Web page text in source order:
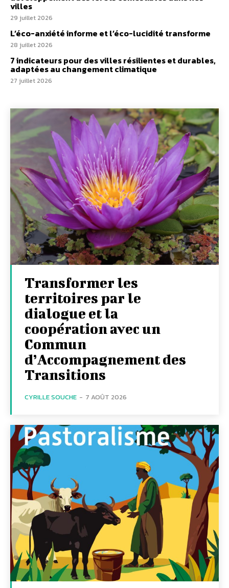
villes
29 juillet 2026
L’éco-anxiété informe et l’éco-lucidité transforme
28 juillet 2026
7 indicateurs pour des villes résilientes et durables,
adaptées au changement climatique
27 juillet 2026
Transformer les
territoires par le
dialogue et la
coopération avec un
Commun
d’Accompagnement des
Transitions
CYRILLE SOUCHE - 7 AOÛT 2026